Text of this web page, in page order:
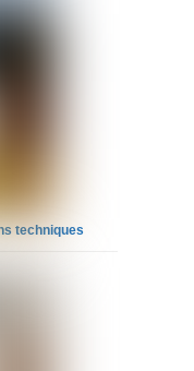
techniques